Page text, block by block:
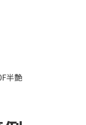
半艶